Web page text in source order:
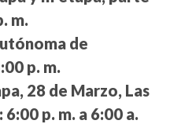
m.
de
p. m.
28 de Marzo, Las
6:00 p. m. a 6:00 a.